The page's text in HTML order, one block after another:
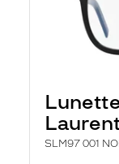
SLM97 001